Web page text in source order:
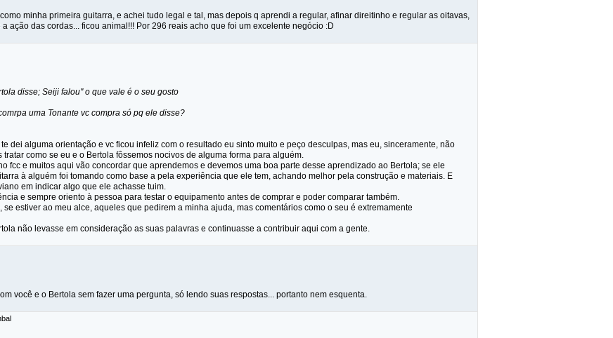
minha primeira guitarra, e achei tudo legal e tal, mas depois q aprendi a regular, afinar direitinho e regular as oitavas,
ação das cordas... ficou animal!!! Por 296 reais acho que foi um excelente negócio :D
disse; Seiji falou" o que vale é o seu gosto
uma Tonante vc compra só pq ele disse?
dei alguma orientação e vc ficou infeliz com o resultado eu sinto muito e peço desculpas, mas eu, sinceramente, não
tratar como se eu e o Bertola fôssemos nocivos de alguma forma para alguém.
fcc e muitos aqui vão concordar que aprendemos e devemos uma boa parte desse aprendizado ao Bertola; se ele
à alguém foi tomando como base a pela experiência que ele tem, achando melhor pela construção e materiais. E
em indicar algo que ele achasse tuim.
e sempre oriento à pessoa para testar o equipamento antes de comprar e poder comparar também.
se estiver ao meu alce, aqueles que pedirem a minha ajuda, mas comentários como o seu é extremamente
não levasse em consideração as suas palavras e continuasse a contribuir aqui com a gente.
você e o Bertola sem fazer uma pergunta, só lendo suas respostas... portanto nem esquenta.